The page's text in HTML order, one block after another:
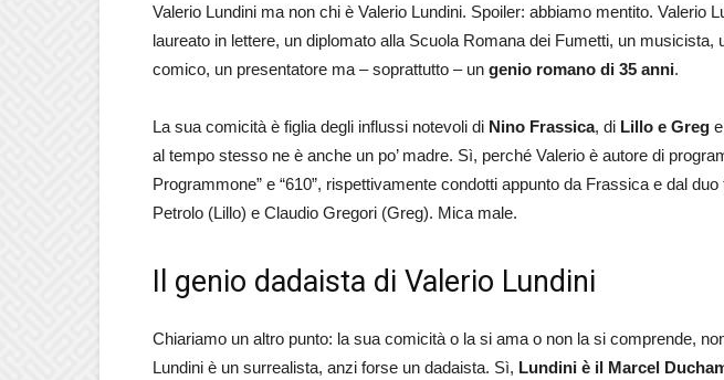
Valerio Lundini ma non chi è Valerio Lundini. Spoiler: abbiamo mentito. Valerio
laureato in lettere, un diplomato alla Scuola Romana dei Fumetti, un musicista,
comico, un presentatore ma – soprattutto – un genio romano di 35 anni.
La sua comicità è figlia degli influssi notevoli di Nino Frassica, di Lillo e Greg
al tempo stesso ne è anche un po’ madre. Sì, perché Valerio è autore di
Programmone” e “610”, rispettivamente condotti appunto da Frassica e dal
Petrolo (Lillo) e Claudio Gregori (Greg). Mica male.
Il genio dadaista di Valerio Lundini
Chiariamo un altro punto: la sua comicità o la si ama o non la si comprende,
Lundini è un surrealista, anzi forse un dadaista. Sì, Lundini è il Marcel